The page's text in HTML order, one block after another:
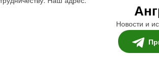
Новости и